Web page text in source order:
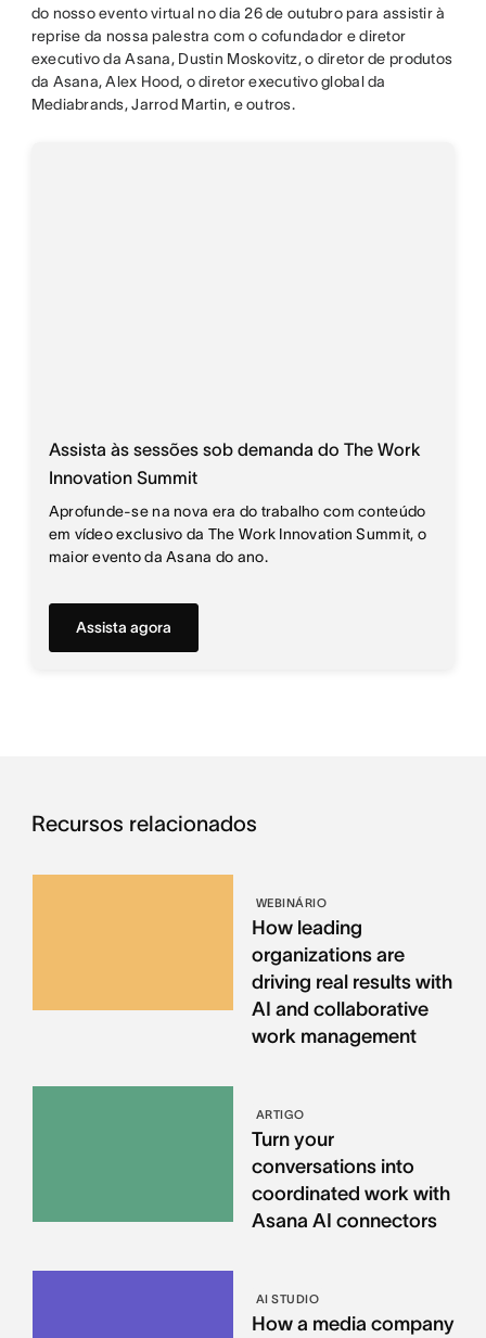
do nosso evento virtual no dia 26 de outubro para assistir à
reprise da nossa palestra com o cofundador e diretor
executivo da Asana, Dustin Moskovitz, o diretor de produtos
da Asana, Alex Hood, o diretor executivo global da
Mediabrands, Jarrod Martin, e outros.
Assista às sessões sob demanda do The Work
Innovation Summit
Aprofunde-se na nova era do trabalho com conteúdo
em vídeo exclusivo da The Work Innovation Summit, o
maior evento da Asana do ano.
Assista agora
Recursos relacionados
WEBINÁRIO
How leading
organizations are
driving real results with
AI and collaborative
work management
ARTIGO
Turn your
conversations into
coordinated work with
Asana AI connectors
AI STUDIO
How a media company